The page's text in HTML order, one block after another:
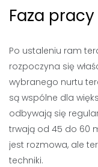
Faza
Po ustaleniu ram
rozpoczyna się
wybranego nurtu
są wspólne dla
odbywają się
trwają od 45 do 60
jest rozmowa, ale
techniki.